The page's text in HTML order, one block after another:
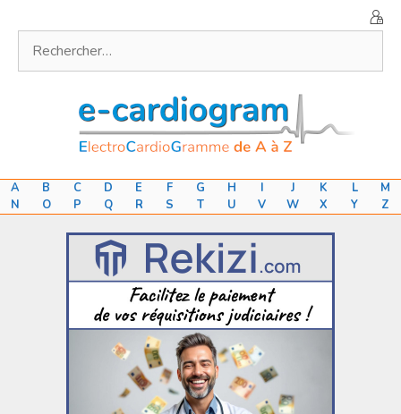
contenu
A B C D E F G H I J K L
M
N
O P Q R S T U V W X Y Z